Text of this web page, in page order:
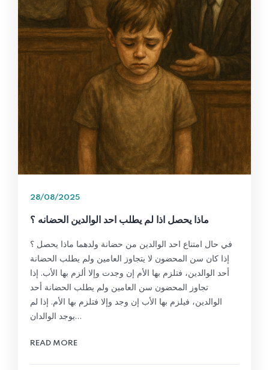
28/08/2025
ماذا يحصل اذا لم يطلب احد الوالدين الحضانه ؟
في حال امتناع احد الوالدين من حضانة ولدهما ماذا يحصل ؟
إذا كان سن المحضون لا يتجاوز العامين ولم يطلب الحضانة
أحد الوالدين، فتلزم بها الأم إن وجدت وإلا ألزم بها الأب. إذا
تجاوز المحضون سن العامين ولم يطلب الحضانة أحد
الوالدين، فيلزم بها الأب إن وجد وإلا فتلزم بها الأم. إذا لم
يوجد الوالدان…
READ MORE